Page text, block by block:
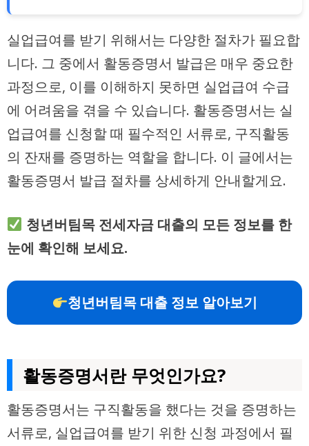
실업급여를 받기 위해서는 다양한 절차가 필요합
니다. 그 중에서 활동증명서 발급은 매우 중요한
과정으로, 이를 이해하지 못하면 실업급여 수급
에 어려움을 겪을 수 있습니다. 활동증명서는 실
업급여를 신청할 때 필수적인 서류로, 구직활동
의 잔재를 증명하는 역할을 합니다. 이 글에서는
활동증명서 발급 절차를 상세하게 안내할게요.
청년버팀목 전세자금 대출의 모든 정보를 한
눈에 확인해 보세요.
청년버팀목 대출 정보 알아보기
활동증명서란 무엇인가요?
활동증명서는 구직활동을 했다는 것을 증명하는
서류로, 실업급여를 받기 위한 신청 과정에서 필